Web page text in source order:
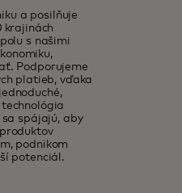
a posilňuje
krajinách
s našimi
Podporujeme
platieb, vďaka
spájajú, aby
podnikom
potenciál.